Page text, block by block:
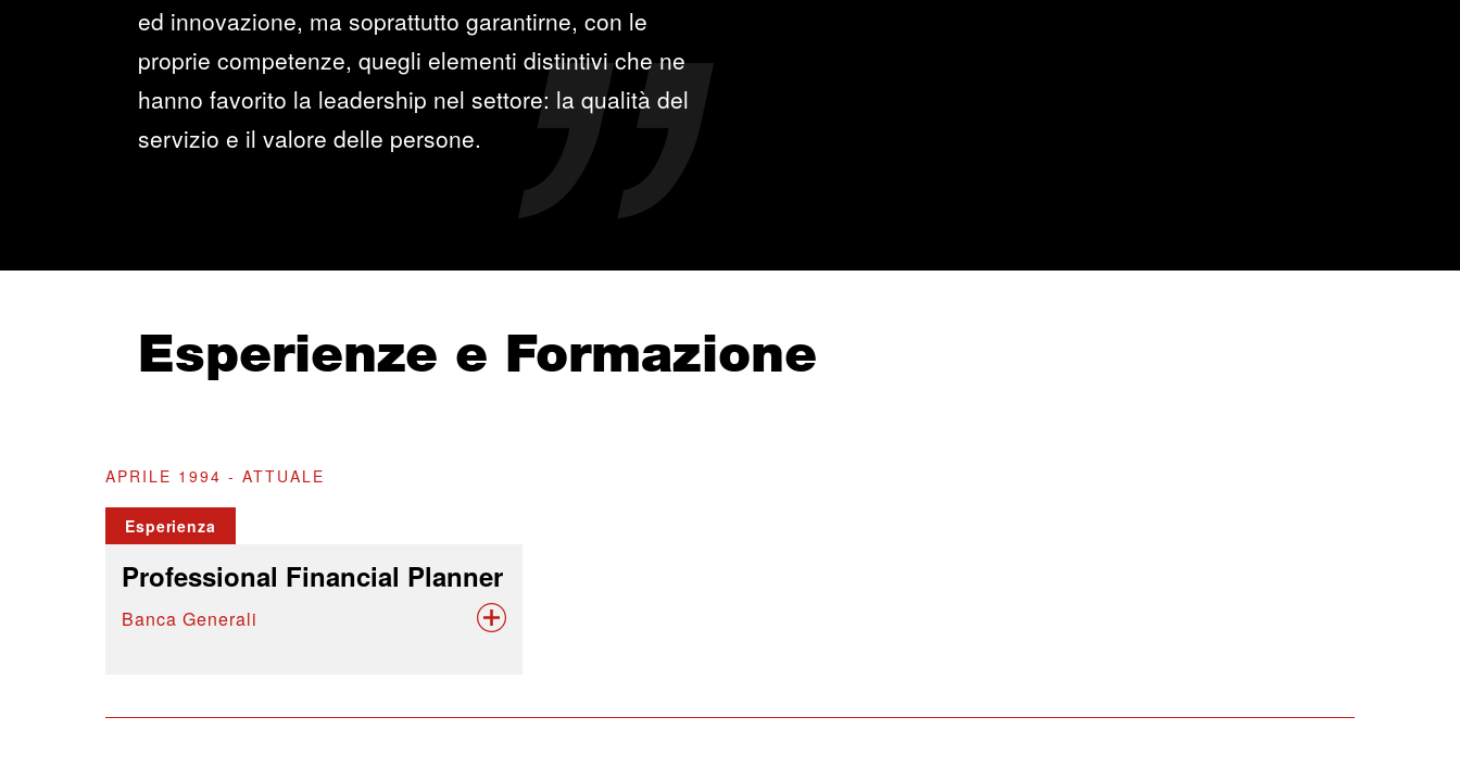
ed innovazione, ma soprattutto garantirne, con le
proprie competenze, quegli elementi distintivi che ne
hanno favorito la leadership nel settore: la qualità del
servizio e il valore delle persone.
Esperienze e Formazione
APRILE 1994 - ATTUALE
Esperienza
Professional Financial Planner
Banca Generali